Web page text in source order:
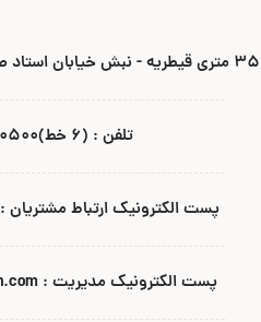
۶
تلفن : (۶ خط)۲۲۲۰۰۵۰۰
پست الکترونیک ارتباط مشتریان : info@icsiran.com
پست الکترونیک مدیریت : mobaraki@icsiran.com